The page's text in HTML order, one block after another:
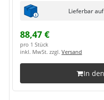
Lieferbar
88,47 €
pro 1 Stück
inkl. MwSt. zzgl. Versand
In